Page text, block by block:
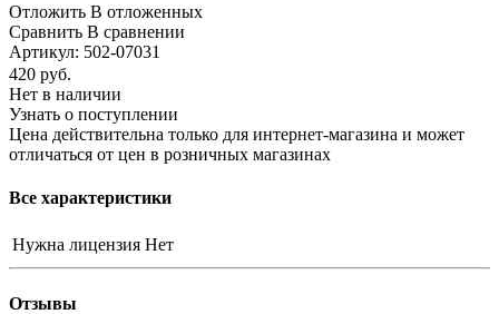
Отложить В отложенных
Сравнить В сравнении
Артикул: 502-07031
420 руб.
Нет в наличии
Узнать о поступлении
Цена действительна только для интернет-магазина и может
отличаться от цен в розничных магазинах
Все характеристики
Нужна лицензия Нет
Отзывы